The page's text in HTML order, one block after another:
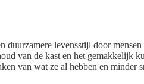
duurzamere levensstijl door
van de kast en het gemakkelijk
van wat ze al hebben en minder